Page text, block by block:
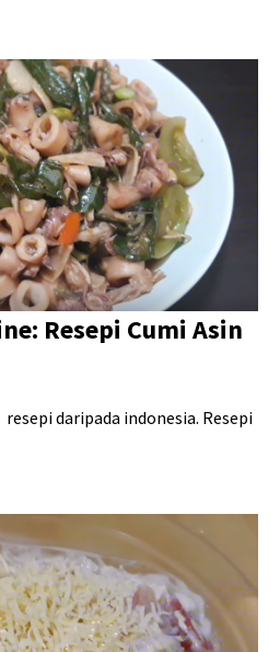
Resepi Cumi Asin
daripada indonesia. Resepi